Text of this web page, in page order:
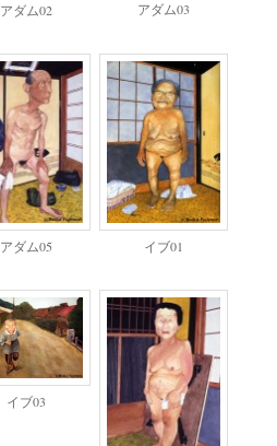
アダム02 アダム03
アダム05 イブ01
イブ03